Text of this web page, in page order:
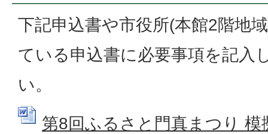
下記申込書や市役所(本館2階地
ている申込書に必要事項を記入
い。
第8回ふるさと門真まつり